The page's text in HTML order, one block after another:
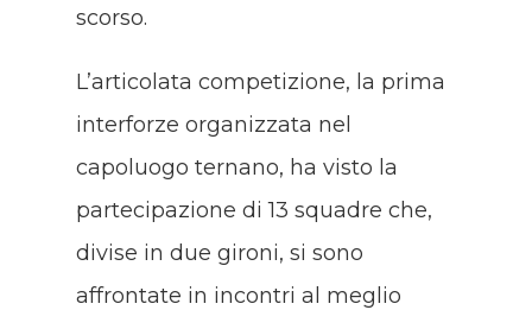
scorso.
L’articolata competizione, la prima
interforze organizzata nel
capoluogo ternano, ha visto la
partecipazione di 13 squadre che,
divise in due gironi, si sono
affrontate in incontri al meglio